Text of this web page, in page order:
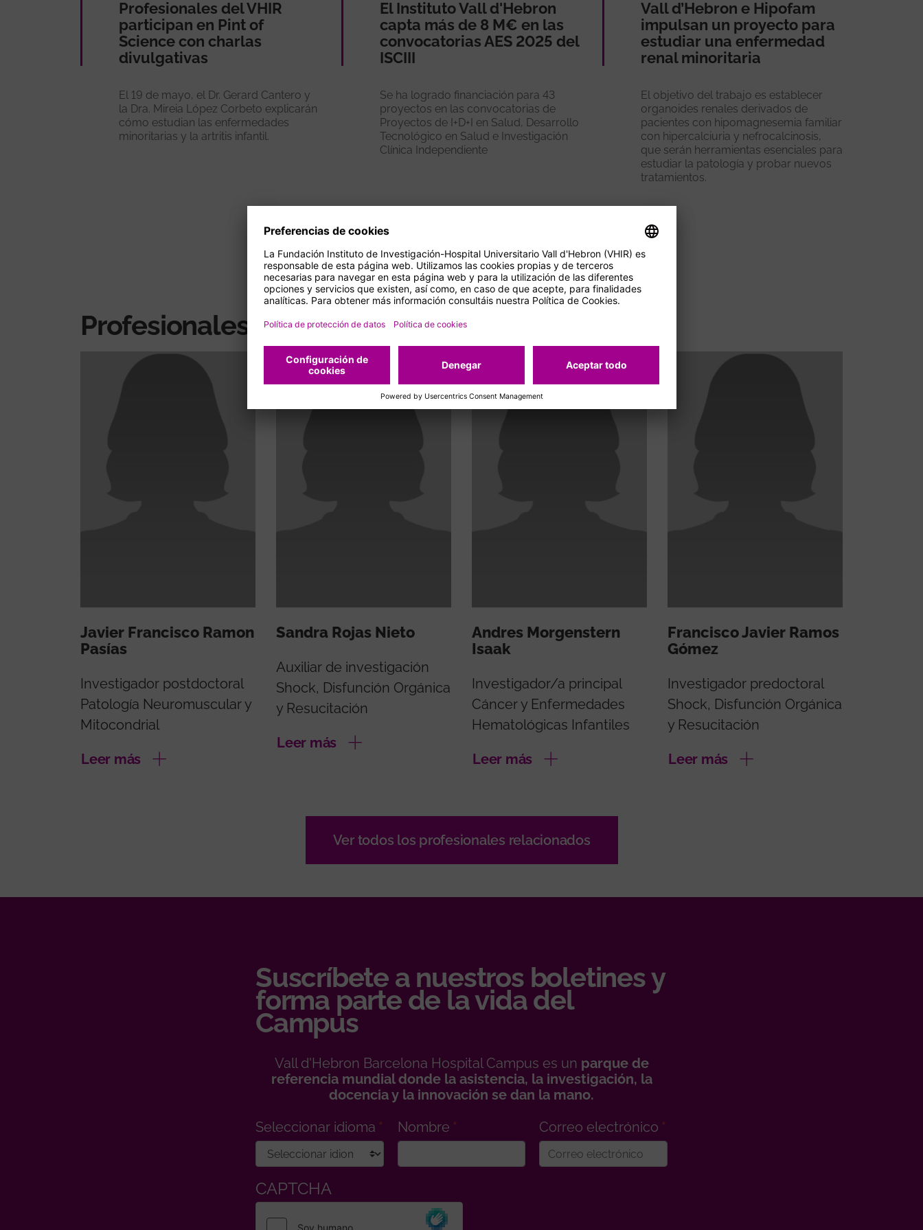
Profesionales del VHIR
participan en Pint of
Science con charlas
divulgativas
El 19 de mayo, el Dr. Gerard Cantero y
la Dra. Mireia López Corbeto explicarán
cómo estudian las enfermedades
minoritarias y la artritis infantil.
El Instituto Vall d'Hebron
capta más de 8 M€ en las
convocatorias AES 2025 del
ISCIII
Se ha logrado financiación para 43
proyectos en las convocatorias de
Proyectos de I+D+I en Salud, Desarrollo
Tecnológico en Salud e Investigación
Clínica Independiente
Vall d’Hebron e Hipofam
impulsan un proyecto para
estudiar una enfermedad
renal minoritaria
El objetivo del trabajo es establecer
organoides renales derivados de
pacientes con hipomagnesemia familiar
con hipercalciuria y nefrocalcinosis,
que serán herramientas esenciales para
estudiar la patología y probar nuevos
tratamientos.
Ver más
Profesionales relacionados
Javier Francisco Ramon
Pasías
Investigador postdoctoral
Patología Neuromuscular y
Mitocondrial
Leer más
Sandra Rojas Nieto
Auxiliar de investigación
Shock, Disfunción Orgánica
y Resucitación
Leer más
Andres Morgenstern
Isaak
Investigador/a principal
Cáncer y Enfermedades
Hematológicas Infantiles
Leer más
Francisco Javier Ramos
Gómez
Investigador predoctoral
Shock, Disfunción Orgánica
y Resucitación
Leer más
Ver todos los profesionales relacionados
Suscríbete a nuestros boletines y
forma parte de la vida del
Campus
Vall d'Hebron Barcelona Hospital Campus es un parque de
referencia mundial donde la asistencia, la investigación, la
docencia y la innovación se dan la mano.
Seleccionar idioma
Nombre Correo electrónico
CAPTCHA